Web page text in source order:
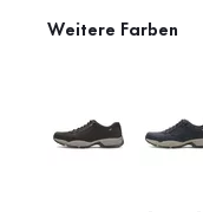
Weitere Farben
Wechselfußbett